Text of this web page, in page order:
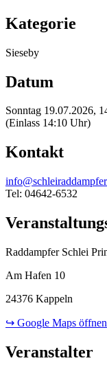
Kategorie
Sieseby
Datum
Sonntag 19.07.2026,
(Einlass 14:10 Uhr)
Kontakt
Tel: 04642-6532
Raddampfer Schlei
Am Hafen 10
24376 Kappeln
↪ Google Maps öffnen
Veranstalter